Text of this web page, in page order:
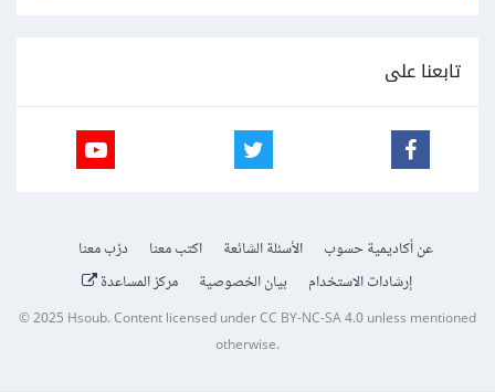
تابعنا على
عن أكاديمية حسوب الأسئلة الشائعة اكتب معنا
درّب معنا
إرشادات الاستخدام
بيان الخصوصية مركز المساعدة
© 2025Hsoub.Content licensed underCC BY-NC-SA 4.0unless mentioned
otherwise.